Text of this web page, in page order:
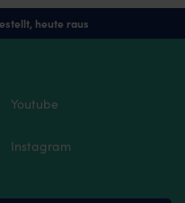
heute raus
Youtube
Instagram